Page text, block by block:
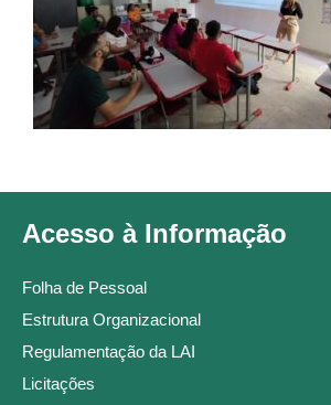
Acesso à Informação
Folha de Pessoal
Estrutura Organizacional
Regulamentação da LAI
Licitações